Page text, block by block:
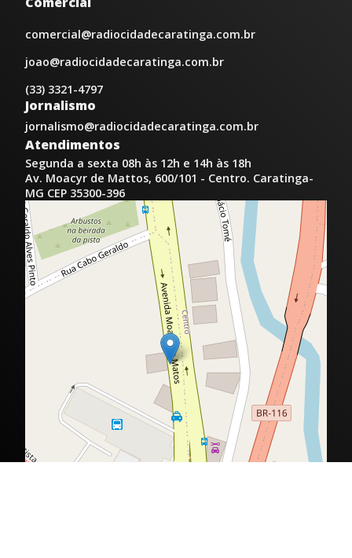
comercial@radiocidadecaratinga.com.br
joao@radiocidadecaratinga.com.br
(33) 3321-4797
Jornalismo
jornalismo@radiocidadecaratinga.com.br
Atendimentos
Segunda a sexta 08h às 12h e 14h às 18h
Av. Moacyr de Mattos, 600/101 - Centro. Caratinga-
MG CEP 35300-396